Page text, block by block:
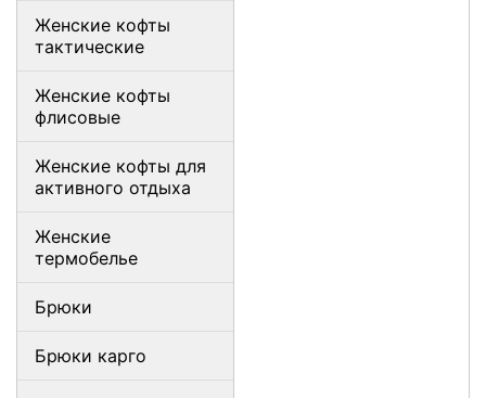
Женские кофты
тактические
Женские кофты
флисовые
Женские кофты для
активного отдыха
Женские
термобелье
Брюки
Брюки карго